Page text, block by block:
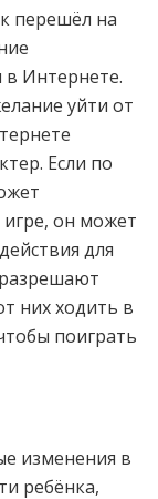
перешёл на
в Интернете.
уйти от
Если по
он может
для
них ходить в
поиграть
изменения в
ребёнка,